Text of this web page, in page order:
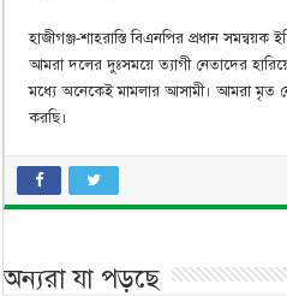
হাজীগঞ্জ-শাহরাস্তি বিএনপির প্রধান সমন্বয়ক
আমরা দলের দুঃসময়ে ত্যাগী নেতাদের
মধ্যে অনেকেই মামলার আসামী। আমরা মৃত
করছি।
অন্যরা যা পড়ছে